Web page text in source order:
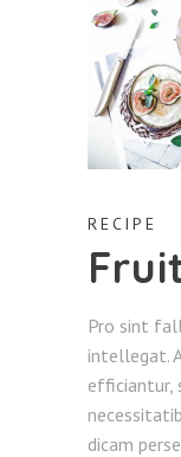
RECIPE
Pro sint
intellegat.
efficiantur,
dicam